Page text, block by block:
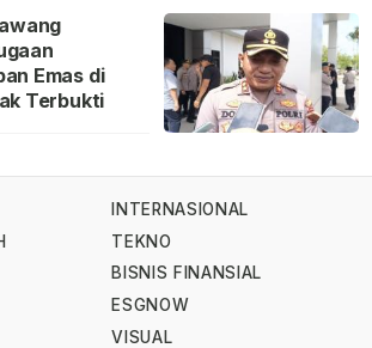
Emas di
Terbukti
INTERNASIONAL
TEKNO
BISNIS FINANSIAL
ESGNOW
VISUAL